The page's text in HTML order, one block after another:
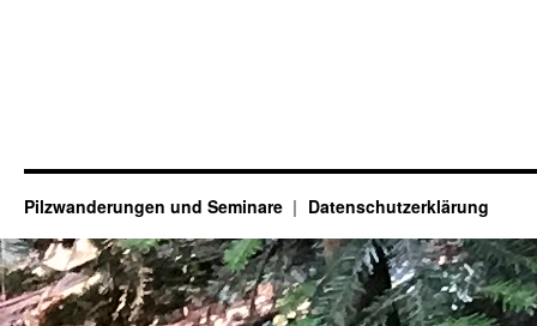
Pilzwanderungen und Seminare Datenschutzerklärung